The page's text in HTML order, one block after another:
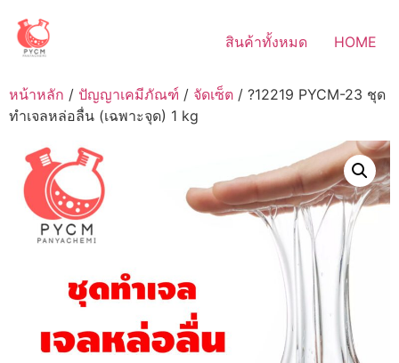
content
สินค้าทั้งหมด HOME
หน้าหลัก / ปัญญาเคมีภัณฑ์ / จัดเซ็ต / ?12219 PYCM-23 ชุด
ทำเจลหล่อลื่น (เฉพาะจุด) 1 kg